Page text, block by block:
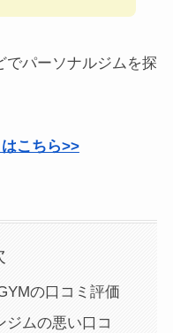
でパーソナルジムを探
こちら>>
の口コミ評価
ジムの悪い口コ